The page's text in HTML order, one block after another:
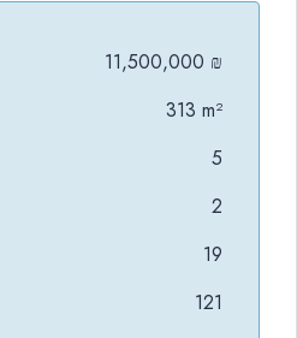
11,500,000 ₪
313 m²
5
2
19
121